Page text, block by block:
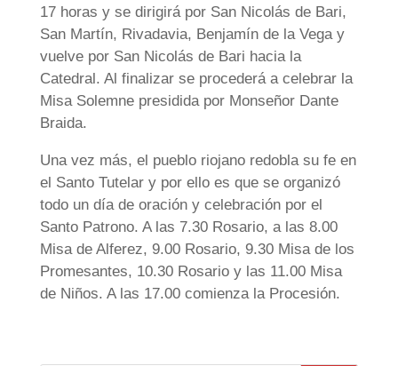
17 horas y se dirigirá por San Nicolás de Bari,
San Martín, Rivadavia, Benjamín de la Vega y
vuelve por San Nicolás de Bari hacia la
Catedral. Al finalizar se procederá a celebrar la
Misa Solemne presidida por Monseñor Dante
Braida.
Una vez más, el pueblo riojano redobla su fe en
el Santo Tutelar y por ello es que se organizó
todo un día de oración y celebración por el
Santo Patrono. A las 7.30 Rosario, a las 8.00
Misa de Alferez, 9.00 Rosario, 9.30 Misa de los
Promesantes, 10.30 Rosario y las 11.00 Misa
de Niños. A las 17.00 comienza la Procesión.